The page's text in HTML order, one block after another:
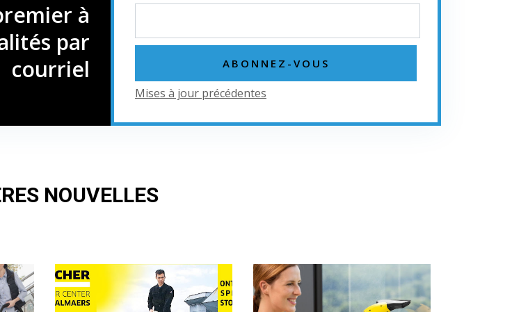
à
par
courriel
Mises à jour précédentes
NOUVELLES